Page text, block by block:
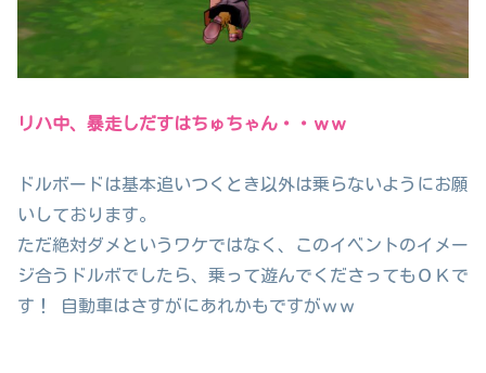
リハ中、暴走しだすはちゅちゃん・・ｗｗ
ドルボードは基本追いつくとき以外は乗らないようにお願
いしております。
ただ絶対ダメというワケではなく、このイベントのイメー
ジ合うドルボでしたら、乗って遊んでくださってもＯＫで
す！ 自動車はさすがにあれかもですがｗｗ